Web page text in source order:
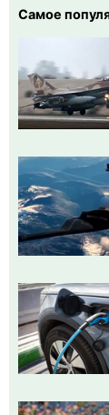
Самое